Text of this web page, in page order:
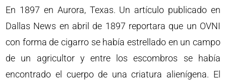
En 1897 en Aurora, Texas. Un artículo publicado en
Dallas News en abril de 1897 reportara que un OVNI
con forma de cigarro se había estrellado en un campo
de un agricultor y entre los escombros se había
encontrado el cuerpo de una criatura alienígena. El